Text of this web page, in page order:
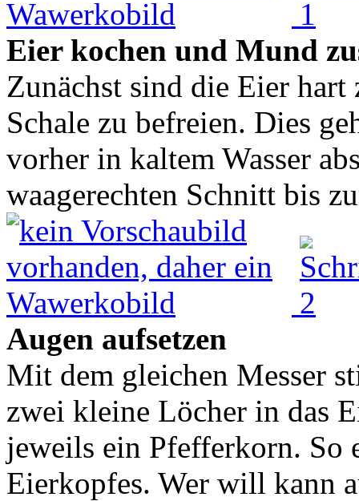
Eier kochen und Mund
Zunächst sind die Eier
Schale zu befreien. Dies
vorher in kaltem Wasser
waagerechten Schnitt bis
Augen aufsetzen
Mit dem gleichen Messer
zwei kleine Löcher in das
jeweils ein Pfefferkorn. So
Eierkopfes. Wer will kann